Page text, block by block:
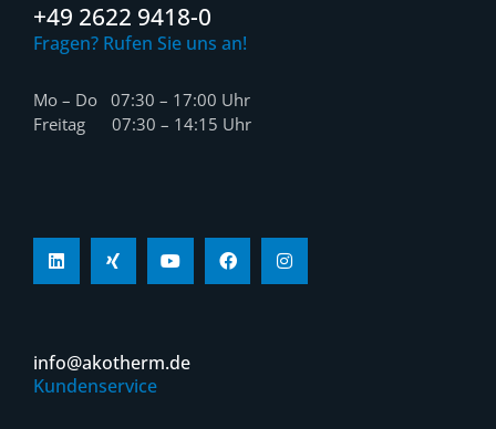
+49 2622 9418-0
Fragen? Rufen Sie uns an!
Mo – Do 07:30 – 17:00 Uhr
Freitag 07:30 – 14:15 Uhr
info@akotherm.de
Kundenservice